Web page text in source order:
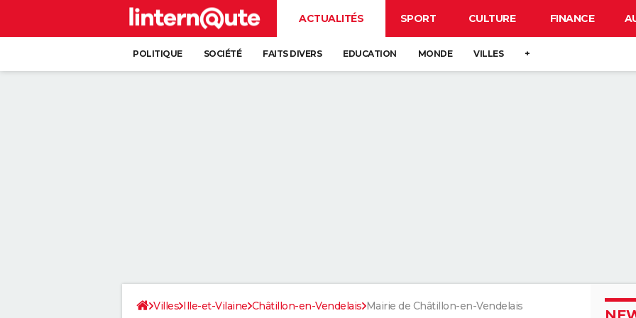
ACTUALITÉS SPORT CULTURE FINANCE
POLITIQUE SOCIÉTÉ FAITS DIVERS EDUCATION MONDE VILLES +
Villes Ille-et-Vilaine Châtillon-en-Vendelais Mairie de Châtillon-en-Vendelais